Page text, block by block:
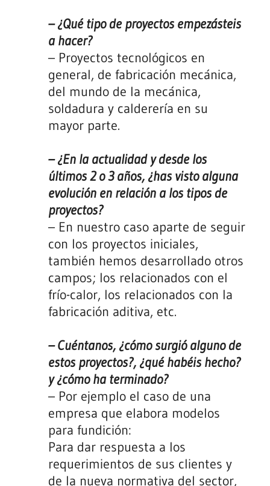
– ¿Qué tipo de proyectos empezásteis
a hacer?
– Proyectos tecnológicos en
general, de fabricación mecánica,
del mundo de la mecánica,
soldadura y calderería en su
mayor parte.
– ¿En la actualidad y desde los
últimos 2 o 3 años, ¿has visto alguna
evolución en relación a los tipos de
proyectos?
– En nuestro caso aparte de seguir
con los proyectos iniciales,
también hemos desarrollado otros
campos; los relacionados con el
frío-calor, los relacionados con la
fabricación aditiva, etc.
– Cuéntanos, ¿cómo surgió alguno de
estos proyectos?, ¿qué habéis hecho?
y ¿cómo ha terminado?
– Por ejemplo el caso de una
empresa que elabora modelos
para fundición:
Para dar respuesta a los
requerimientos de sus clientes y
de la nueva normativa del sector,